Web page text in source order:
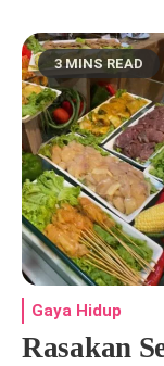
3 MINS READ
Gaya Hidup
Rasakan